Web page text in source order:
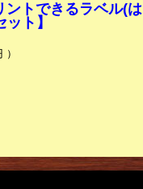
ントできるラベル(は
ト】